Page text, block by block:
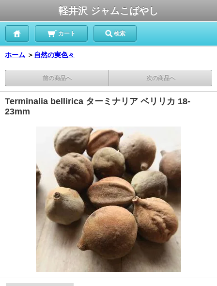
軽井沢 ジャムこばやし
カート 検索
ホーム ＞ 自然の実色々
前の商品へ 次の商品へ
Terminalia bellirica ターミナリア ベリリカ 18-
23mm